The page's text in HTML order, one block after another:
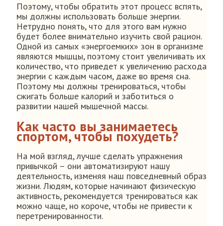
Поэтому, чтобы обратить этот процесс вспять,
мы должны использовать больше энергии.
Нетрудно понять, что для этого вам нужно
будет более внимательно изучить свой рацион.
Одной из самых «энергоемких» зон в организме
являются мышцы, поэтому стоит увеличивать их
количество, что приведет к увеличению расхода
энергии с каждым часом, даже во время сна.
Поэтому мы должны тренироваться, чтобы
сжигать больше калорий и заботиться о
развитии нашей мышечной массы.
Как часто вы занимаетесь
спортом, чтобы похудеть?
На мой взгляд, лучше сделать упражнения
привычкой – они автоматизируют нашу
деятельность, изменяя наш повседневный образ
жизни. Людям, которые начинают физическую
активность, рекомендуется тренироваться как
можно чаще, но короче, чтобы не привести к
перетренированности.